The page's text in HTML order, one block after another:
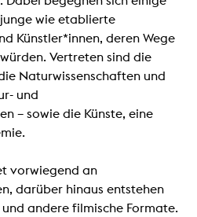
wie etablierte
Künstler*innen, deren Wege
Vertreten sind die
Naturwissenschaften und
und
– sowie die Künste, eine
vorwiegend an
darüber hinaus entstehen
andere filmische Formate.